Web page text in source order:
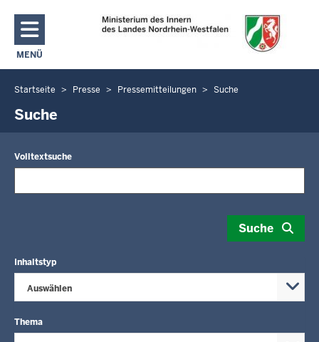
Direkt zum Inhalt
MENÜ
NAVIGATION AKTIVIEREN/DEAKTIVIEREN: MAIN MENU
Sie
befinden
Startseite Presse Pressemitteilungen Suche
Suche
Volltextsuche
Suche
Inhaltstyp
Auswählen
Thema